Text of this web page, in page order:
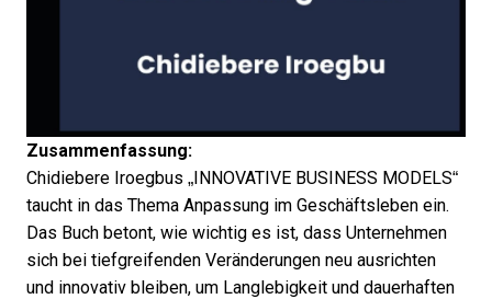
Zusammenfassung:
Chidiebere Iroegbus „INNOVATIVE BUSINESS MODELS“
taucht in das Thema Anpassung im Geschäftsleben ein.
Das Buch betont, wie wichtig es ist, dass Unternehmen
sich bei tiefgreifenden Veränderungen neu ausrichten
und innovativ bleiben, um Langlebigkeit und dauerhaften